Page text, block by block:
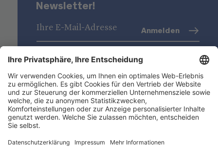
Newsletter!
Datenschutz (Info)
Anmelden
Niederstätter AG
Standorte